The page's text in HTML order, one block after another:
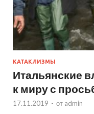
КАТАКЛИЗМЫ
Итальянские
к миру с
17.11.2019 - от admin